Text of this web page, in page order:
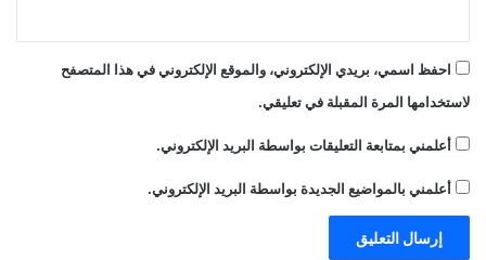
احفظ اسمي، بريدي الإلكتروني، والموقع الإلكتروني في هذا المتصفح
لاستخدامها المرة المقبلة في تعليقي.
أعلمني بمتابعة التعليقات بواسطة البريد الإلكتروني.
أعلمني بالمواضيع الجديدة بواسطة البريد الإلكتروني.